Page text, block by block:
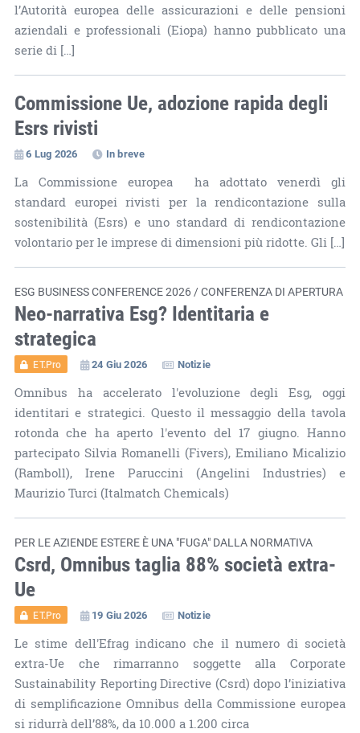
l’Autorità europea delle assicurazioni e delle pensioni
aziendali e professionali (Eiopa) hanno pubblicato una
serie di […]
Commissione Ue, adozione rapida degli
Esrs rivisti
6 Lug 2026 In breve
La Commissione europea ha adottato venerdì gli
standard europei rivisti per la rendicontazione sulla
sostenibilità (Esrs) e uno standard di rendicontazione
volontario per le imprese di dimensioni più ridotte. Gli […]
ESG BUSINESS CONFERENCE 2026 / CONFERENZA DI APERTURA
Neo-narrativa Esg? Identitaria e
strategica
ET.Pro 24 Giu 2026 Notizie
Omnibus ha accelerato l'evoluzione degli Esg, oggi
identitari e strategici. Questo il messaggio della tavola
rotonda che ha aperto l'evento del 17 giugno. Hanno
partecipato Silvia Romanelli (Fivers), Emiliano Micalizio
(Ramboll), Irene Paruccini (Angelini Industries) e
Maurizio Turci (Italmatch Chemicals)
PER LE AZIENDE ESTERE È UNA "FUGA" DALLA NORMATIVA
Csrd, Omnibus taglia 88% società extra-
Ue
ET.Pro 19 Giu 2026 Notizie
Le stime dell'Efrag indicano che il numero di società
extra-Ue che rimarranno soggette alla Corporate
Sustainability Reporting Directive (Csrd) dopo l’iniziativa
di semplificazione Omnibus della Commissione europea
si ridurrà dell’88%, da 10.000 a 1.200 circa